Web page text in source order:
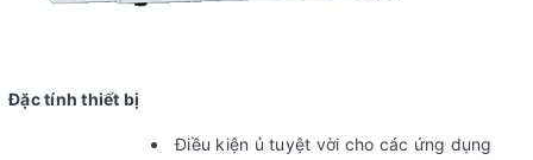
Đặc tính thiết bị
Điều kiện ủ tuyệt vời cho các ứng dụng